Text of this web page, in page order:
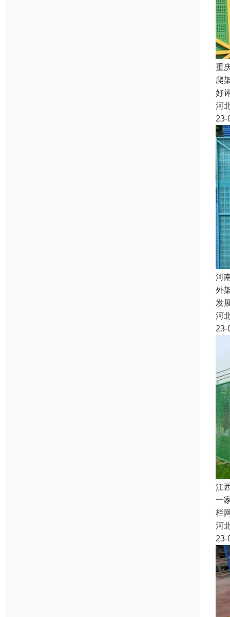
重
爬
好
河
23-
河
外
发
河
23-
江
一
栏
河
23-